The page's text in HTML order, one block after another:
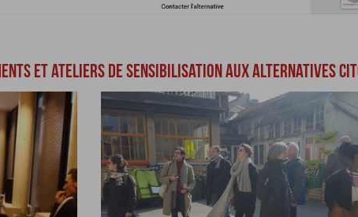
ET ATELIERS DE SENSIBILISATION AUX ALTERNATIVES